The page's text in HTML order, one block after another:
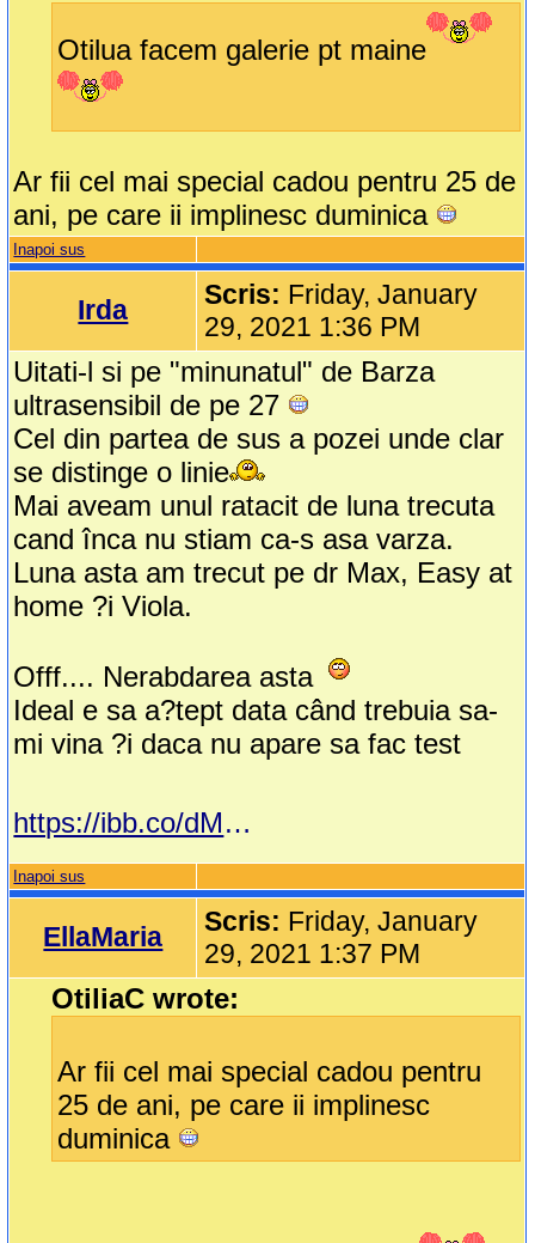
Otilua facem galerie pt maine
Ar fii cel mai special cadou pentru 25 de
ani, pe care ii implinesc duminica
Inapoi sus
Irda Scris: Friday, January
29, 2021 1:36 PM
Uitati-l si pe "minunatul" de Barza
ultrasensibil de pe 27
Cel din partea de sus a pozei unde clar
se distinge o linie
Mai aveam unul ratacit de luna trecuta
cand înca nu stiam ca-s asa varza.
Luna asta am trecut pe dr Max, Easy at
home ?i Viola.
Offf.... Nerabdarea asta
Ideal e sa a?tept data când trebuia sa-
mi vina ?i daca nu apare sa fac test
https://ibb.co/dMLFNS8
Inapoi sus
EllaMaria Scris: Friday, January
29, 2021 1:37 PM
OtiliaC wrote:
Ar fii cel mai special cadou pentru
25 de ani, pe care ii implinesc
duminica